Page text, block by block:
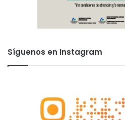
Síguenos en Instagram